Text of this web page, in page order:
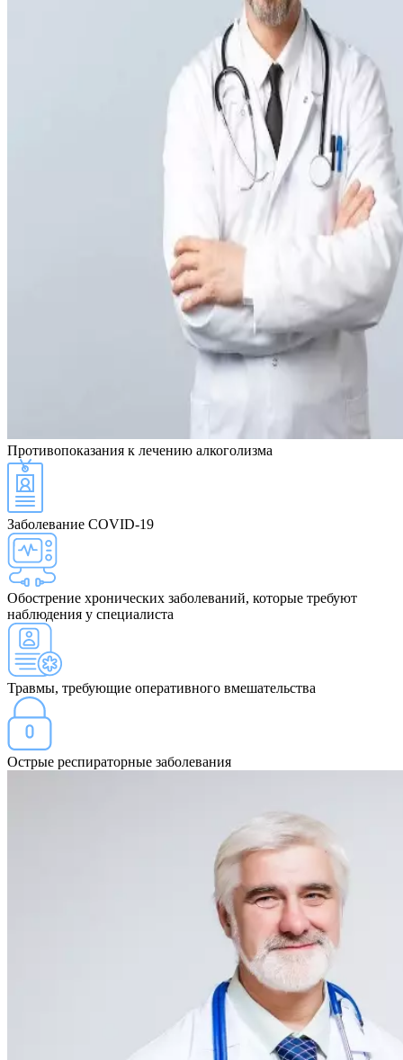
Противопоказания к лечению алкоголизма
Заболевание COVID-19
Обострение хронических заболеваний, которые требуют
наблюдения у специалиста
Травмы, требующие оперативного вмешательства
Острые респираторные заболевания